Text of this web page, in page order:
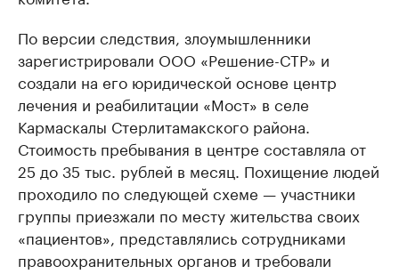
По версии следствия, злоумышленники
зарегистрировали ООО «Решение-СТР» и
создали на его юридической основе центр
лечения и реабилитации «Мост» в селе
Кармаскалы Стерлитамакского района.
Стоимость пребывания в центре составляла от
25 до 35 тыс. рублей в месяц. Похищение людей
проходило по следующей схеме — участники
группы приезжали по месту жительства своих
«пациентов», представлялись сотрудниками
правоохранительных органов и требовали